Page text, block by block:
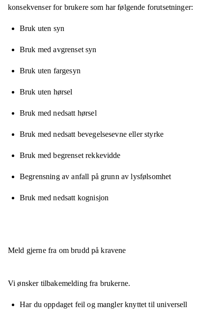
konsekvenser for brukere som har følgende forutsetninger:
Bruk uten syn
Bruk med avgrenset syn
Bruk uten fargesyn
Bruk uten hørsel
Bruk med nedsatt hørsel
Bruk med nedsatt bevegelsesevne eller styrke
Bruk med begrenset rekkevidde
Begrensning av anfall på grunn av lysfølsomhet
Bruk med nedsatt kognisjon
Meld gjerne fra om brudd på kravene
Vi ønsker tilbakemelding fra brukerne.
Har du oppdaget feil og mangler knyttet til universell